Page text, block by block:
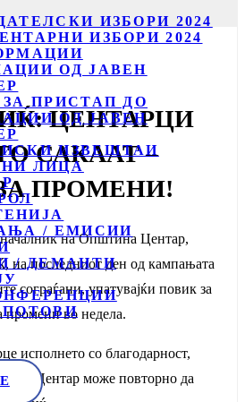
ИЗБОРИ 2024
ИЗБОРИ 2024
ОД ЈАВЕН
ПРИСТАП ДО
ОД ЈАВЕН
ИЗВЕШТАИ
ЛИЦА
/ ЕМИСИИ
/ ДЕМАНТИ
ЦЕНТАРЦИ
САКААТ –
ПРОМЕНИ!
на Општина Центар,
на последниот ден од кампањата
сограѓани, упатувајќи повик за
промени во недела.
исполнето со благодарност,
дека Центар може повторно да